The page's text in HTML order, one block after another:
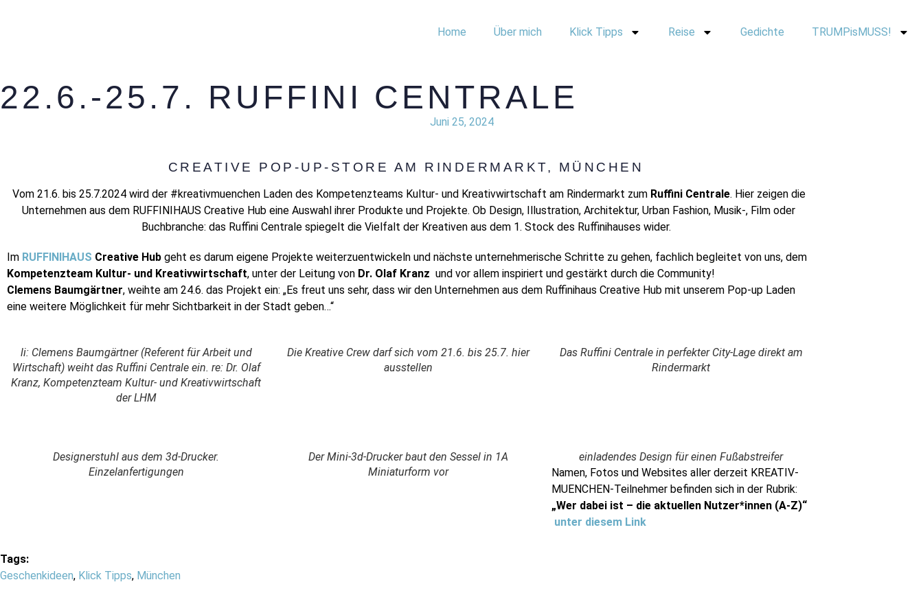
Home Über mich Klick Tipps Reise Gedichte TRUMPisMUSS!
22.6.-25.7. RUFFINI CENTRALE
Juni 25, 2024
CREATIVE POP-UP-STORE AM RINDERMARKT, MÜNCHEN
Vom 21.6. bis 25.7.2024 wird der #kreativmuenchen Laden des Kompetenzteams Kultur- und Kreativwirtschaft am Rindermarkt zum Ruffini Centrale. Hier zeigen die
Unternehmen aus dem RUFFINIHAUS Creative Hub eine Auswahl ihrer Produkte und Projekte. Ob Design, Illustration, Architektur, Urban Fashion, Musik-, Film oder
Buchbranche: das Ruffini Centrale spiegelt die Vielfalt der Kreativen aus dem 1. Stock des Ruffinihauses wider.
Im RUFFINIHAUS Creative Hub geht es darum eigene Projekte weiterzuentwickeln und nächste unternehmerische Schritte zu gehen, fachlich begleitet von uns, dem
Kompetenzteam Kultur- und Kreativwirtschaft, unter der Leitung von Dr. Olaf Kranz und vor allem inspiriert und gestärkt durch die Community! ⁠
Clemens Baumgärtner, weihte am 24.6. das Projekt ein: „Es freut uns sehr, dass wir den Unternehmen aus dem Ruffinihaus Creative Hub mit unserem Pop-up Laden
eine weitere Möglichkeit für mehr Sichtbarkeit in der Stadt geben…“
li: Clemens Baumgärtner (Referent für Arbeit und
Wirtschaft) weiht das Ruffini Centrale ein. re: Dr. Olaf
Kranz, Kompetenzteam Kultur- und Kreativwirtschaft
der LHM
Die Kreative Crew darf sich vom 21.6. bis 25.7. hier
ausstellen
Das Ruffini Centrale in perfekter City-Lage direkt am
Rindermarkt
Designerstuhl aus dem 3d-Drucker.
Einzelanfertigungen
Der Mini-3d-Drucker baut den Sessel in 1A
Miniaturform vor
einladendes Design für einen Fußabstreifer
Namen, Fotos und Websites aller derzeit KREATIV-
MUENCHEN-Teilnehmer befinden sich in der Rubrik:
„Wer dabei ist – die aktuellen Nutzer*innen (A-Z)“
unter diesem Link
Tags:
Geschenkideen, Klick Tipps, München